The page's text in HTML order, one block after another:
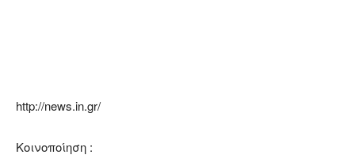
http://news.in.gr/
Κοινοποίηση :